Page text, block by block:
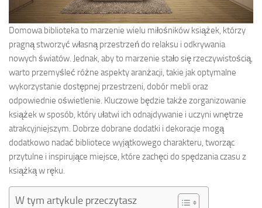
Domowa biblioteka to marzenie wielu miłośników książek, którzy
pragną stworzyć własną przestrzeń do relaksu i odkrywania
nowych światów. Jednak, aby to marzenie stało się rzeczywistością,
warto przemyśleć różne aspekty aranżacji, takie jak optymalne
wykorzystanie dostępnej przestrzeni, dobór mebli oraz
odpowiednie oświetlenie. Kluczowe będzie także zorganizowanie
książek w sposób, który ułatwi ich odnajdywanie i uczyni wnętrze
atrakcyjniejszym. Dobrze dobrane dodatki i dekoracje mogą
dodatkowo nadać bibliotece wyjątkowego charakteru, tworząc
przytulne i inspirujące miejsce, które zachęci do spędzania czasu z
książką w ręku.
W tym artykule przeczytasz